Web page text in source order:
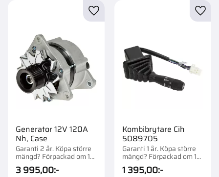
Generator 12V 120A
Nh, Case
Garanti 2 år. Köpa större
mängd? Förpackad om 1
st.
3 995,00:-
Lägg till i favoriter
Kombibrytare Cih
5089705
Garanti 1 år. Köpa större
mängd? Förpackad om 1
st.
1 395,00:-